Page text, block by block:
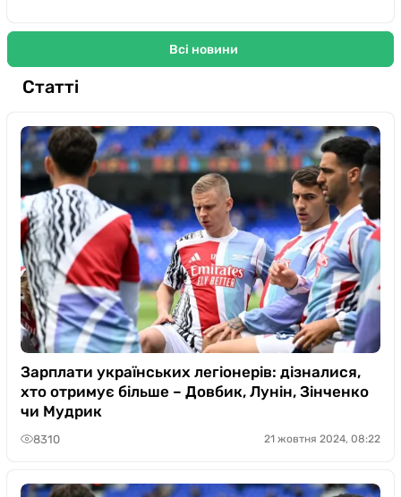
Всі новини
Статті
Зарплати українських легіонерів: дізналися,
хто отримує більше – Довбик, Лунін, Зінченко
чи Мудрик
8310 21 жовтня 2024, 08:22